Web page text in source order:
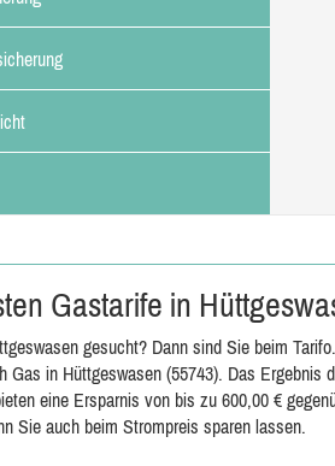
Gastarife in
gesucht? Dann sind Sie beim
Gas in Hüttgeswasen (55743). Das
eine Ersparnis von bis zu 600,00 €
Sie auch beim Strompreis sparen lassen.